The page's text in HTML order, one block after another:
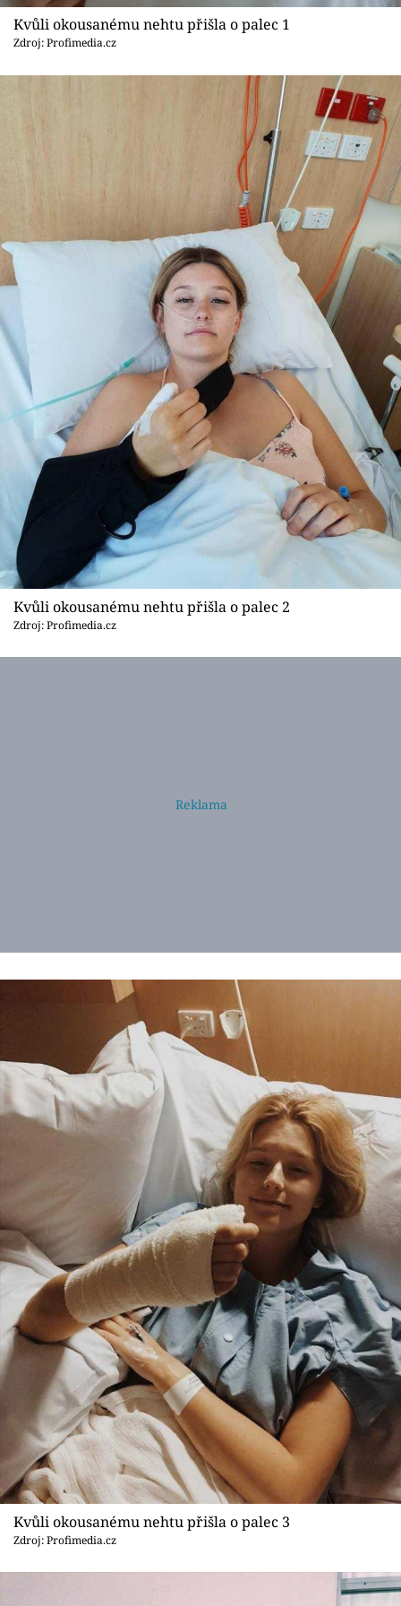
Videa
Sledujte prima+
Přihlášení
Sledujte nás
Kvůli okousanému nehtu přišla o palec 1
Zdroj: Profimedia.cz
Kvůli okousanému nehtu přišla o palec 2
Zdroj: Profimedia.cz
Kvůli okousanému nehtu přišla o palec 3
Zdroj: Profimedia.cz